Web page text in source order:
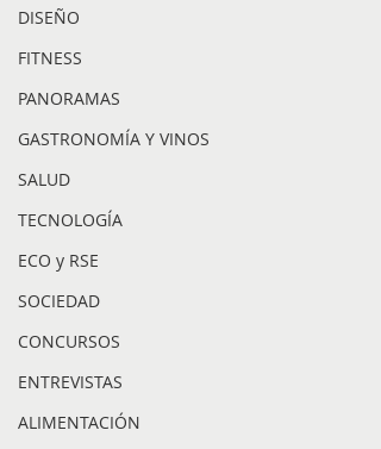
DISEÑO
FITNESS
PANORAMAS
GASTRONOMÍA Y VINOS
SALUD
TECNOLOGÍA
ECO y RSE
SOCIEDAD
CONCURSOS
ENTREVISTAS
ALIMENTACIÓN